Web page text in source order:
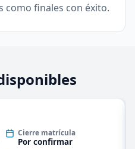
como finales con éxito.
Cierre matrícula
Por confirmar